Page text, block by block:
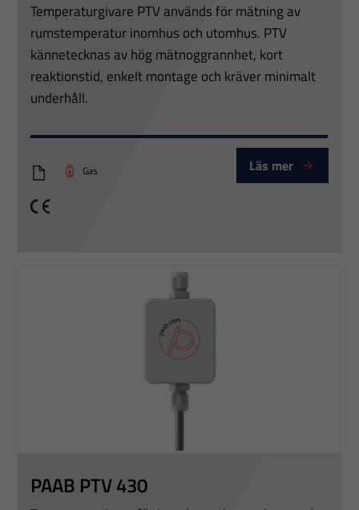
Temperaturgivare PTV används för mätning av
rumstemperatur inomhus och utomhus. PTV
kännetecknas av hög mätnoggrannhet, kort
reaktionstid, enkelt montage och kräver minimalt
underhåll.
PTT_PTV_v3
Gas Läs mer
CE
PAAB PTV 430